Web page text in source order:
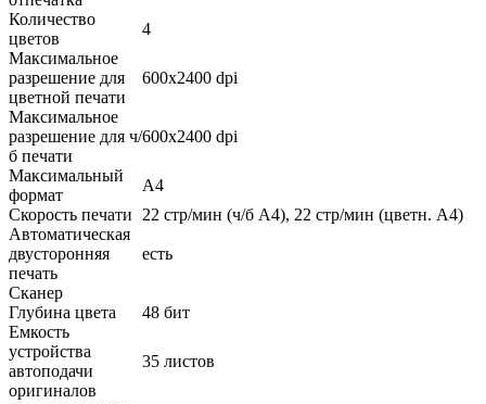
Количество
цветов
4
Максимальное
разрешение для
цветной печати
600x2400 dpi
Максимальное
разрешение для ч/
б печати
600x2400 dpi
Максимальный
формат
A4
Скорость печати
22 стр/мин (ч/б А4), 22 стр/мин (цветн. А4)
Автоматическая
двусторонняя
печать
есть
Сканер
Глубина цвета
48 бит
Емкость
устройства
автоподачи
оригиналов
35 листов